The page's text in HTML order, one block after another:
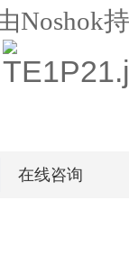
Noshok
在线咨询